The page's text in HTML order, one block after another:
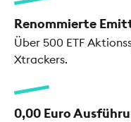
Renommierte
Über 500 ETF
Xtrackers.
0,00 Euro